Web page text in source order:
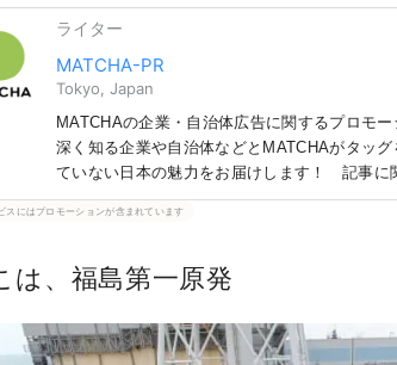
ライター
MATCHA-PR
Tokyo, Japan
MATCHAの企業・自治体広告に関するプロモ
深く知る企業や自治体などとMATCHAがタッ
ていない日本の魅力をお届けします！ 記事に
業などから得た情報をもとに作成しています。
スにはプロモーションが含まれています
は、福島第一原発